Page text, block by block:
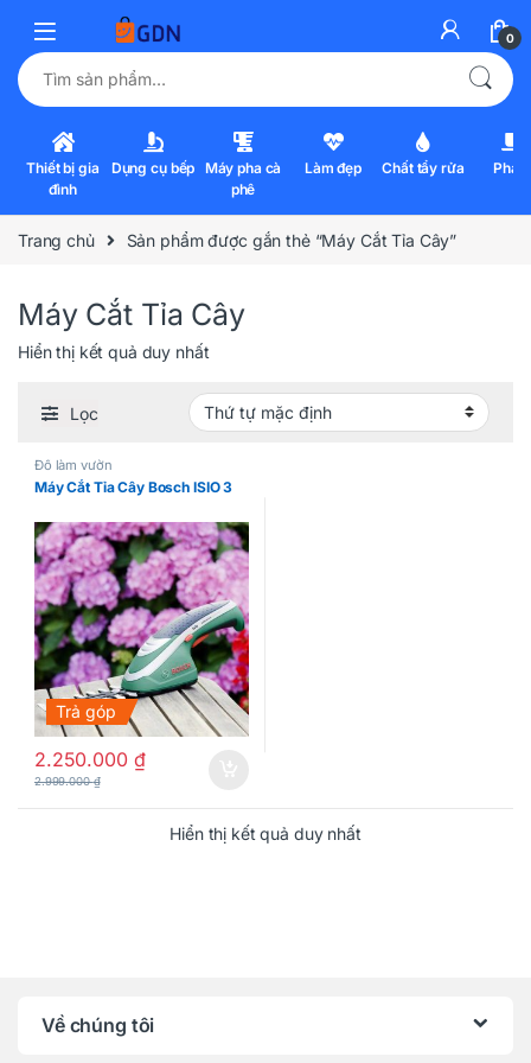
0
Tìm kiếm:
Thiết bị gia
đình
Dụng cụ bếp Máy pha cà
phê
Làm đẹp Chất tẩy rửa Pha
Trang chủ Sản phẩm được gắn thẻ “Máy Cắt Tỉa Cây”
Máy Cắt Tỉa Cây
Hiển thị kết quả duy nhất
Lọc
Đồ làm vườn
Máy Cắt Tỉa Cây Bosch ISIO 3
Trả góp
2.250.000 ₫
2.999.000₫
Hiển thị kết quả duy nhất
Về chúng tôi